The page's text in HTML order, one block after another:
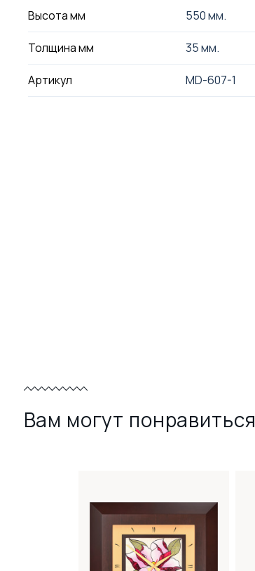
Высота мм 550 мм.
Толщина мм 35 мм.
Артикул MD-607-1
Вам могут понравиться